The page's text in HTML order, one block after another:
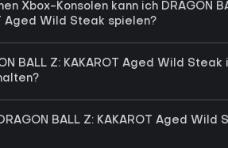
Xbox-Konsolen kann ich DRAGON
Aged Wild Steak spielen?
BALL Z: KAKAROT Aged Wild Steak
BALL Z: KAKAROT Aged Wild